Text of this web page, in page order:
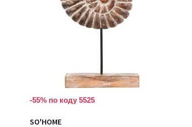
-55% по коду 5525
SO'HOME